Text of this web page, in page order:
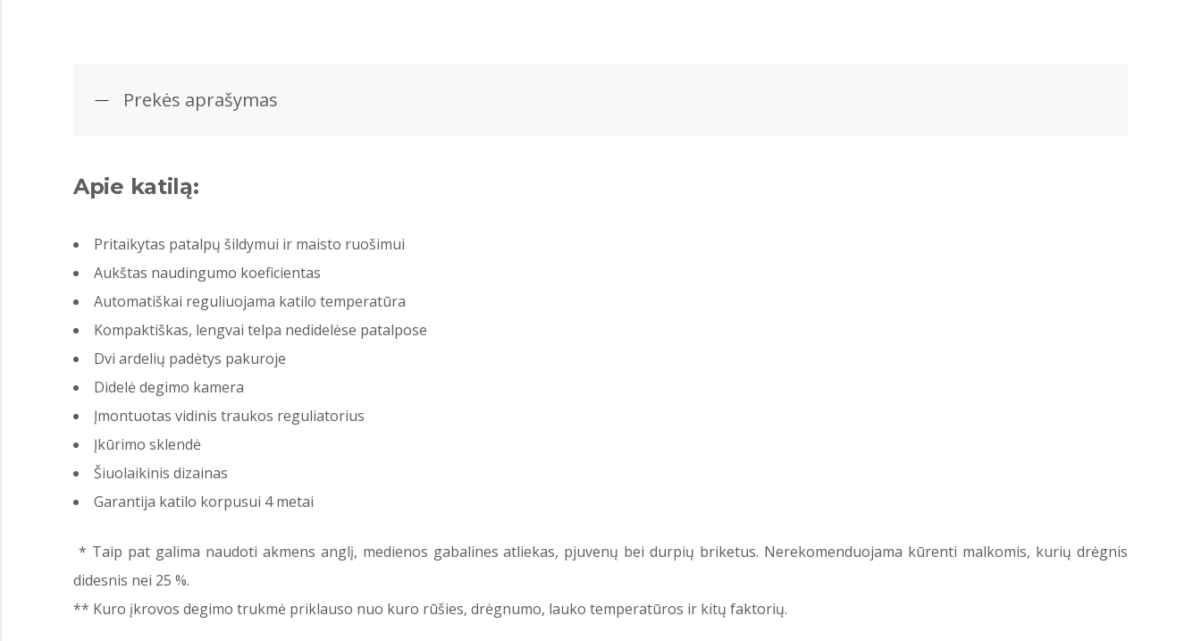
Prekės aprašymas
Apie katilą:
Pritaikytas patalpų šildymui ir maisto ruošimui
Aukštas naudingumo koeficientas
Automatiškai reguliuojama katilo temperatūra
Kompaktiškas, lengvai telpa nedidelėse patalpose
Dvi ardelių padėtys pakuroje
Didelė degimo kamera
Įmontuotas vidinis traukos reguliatorius
Įkūrimo sklendė
Šiuolaikinis dizainas
Garantija katilo korpusui 4 metai
* Taip pat galima naudoti akmens anglį, medienos gabalines atliekas, pjuvenų bei durpių briketus. Nerekomenduojama kūrenti malkomis, kurių drėgnis
didesnis nei 25 %.
** Kuro įkrovos degimo trukmė priklauso nuo kuro rūšies, drėgnumo, lauko temperatūros ir kitų faktorių.